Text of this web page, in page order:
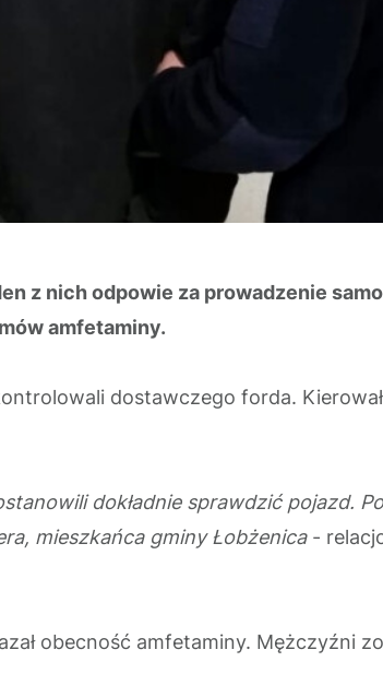
z nich odpowie za prowadzenie
amfetaminy.
dostawczego forda.
dokładnie sprawdzić pojazd.
mieszkańca gminy Łobżenica -
obecność amfetaminy. Mężczyźni